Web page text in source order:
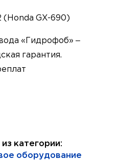
(Honda GX-690)
«Гидрофоб» –
гарантия.
категории:
оборудование